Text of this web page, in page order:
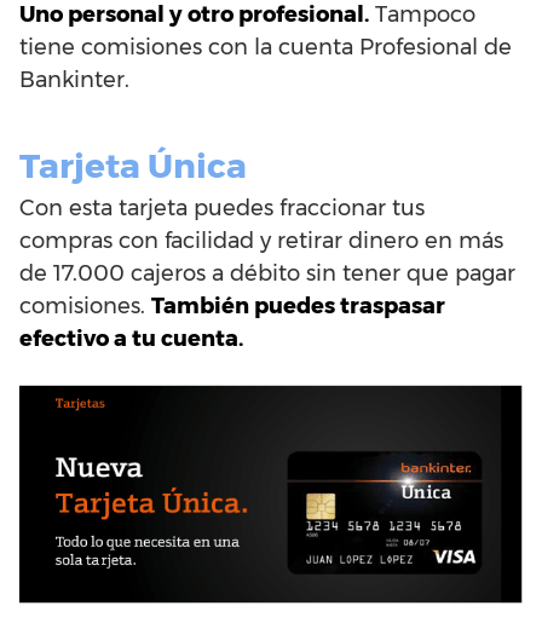
Uno personal y otro profesional. Tampoco
tiene comisiones con la cuenta Profesional de
Bankinter.
Tarjeta Única
Con esta tarjeta puedes fraccionar tus
compras con facilidad y retirar dinero en más
de 17.000 cajeros a débito sin tener que pagar
comisiones. También puedes traspasar
efectivo a tu cuenta.